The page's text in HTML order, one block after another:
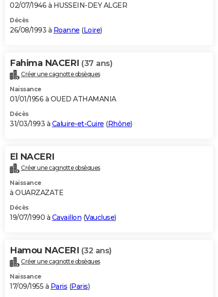
02/07/1946 à HUSSEIN-DEY ALGER
Décès
26/08/1993 à Roanne (Loire)
Fahima NACERI (37 ans)
Créer une cagnotte obsèques
Naissance
01/01/1956 à OUED ATHAMANIA
Décès
31/03/1993 à Caluire-et-Cuire (Rhône)
El NACERI
Créer une cagnotte obsèques
Naissance
à OUARZAZATE
Décès
19/07/1990 à Cavaillon (Vaucluse)
Hamou NACERI (32 ans)
Créer une cagnotte obsèques
Naissance
17/09/1955 à Paris (Paris)